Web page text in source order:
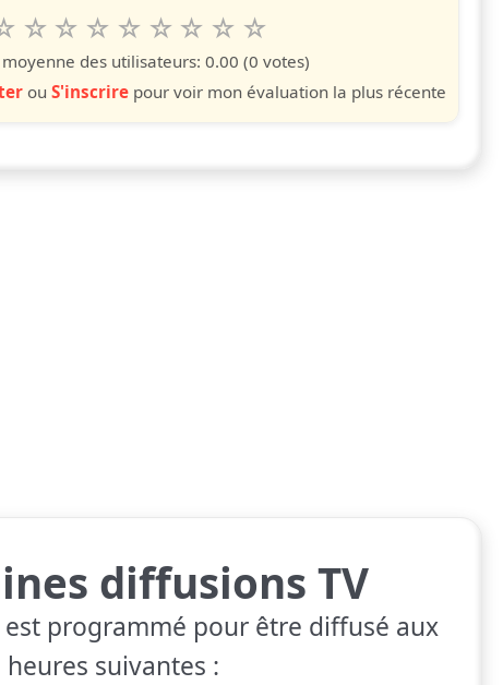
questo spettacolo da 1 a 10 étoiles
10
étoiles
9
étoiles
8
étoiles
7
étoiles
6
étoiles
5
étoiles
4
étoiles
3
des utilisateurs: 0.00 (0 votes)
ou S'inscrirepour voir mon évaluation la plus récente
diffusions TV
est programmé pour être diffusé aux
heures suivantes :